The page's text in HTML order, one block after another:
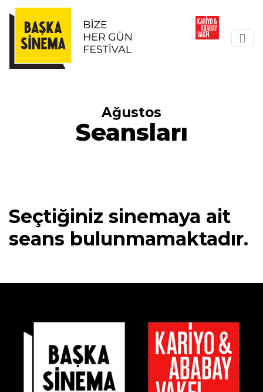
Ağustos
Seansları
Seçtiğiniz sinemaya ait
seans bulunmamaktadır.